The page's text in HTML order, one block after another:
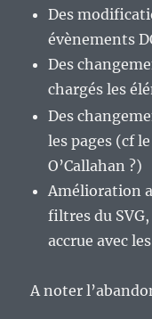
Des
évènements
Des
chargés les
Des
les pages (cf
O’Callahan ?)
Amélioration
filtres du
accrue avec
A noter